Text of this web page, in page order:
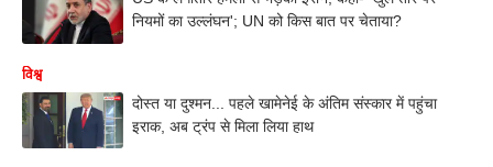
नियमों का उल्लंघन'; UN को किस बात पर चेताया?
विश्व
दोस्त या दुश्मन... पहले खामेनेई के अंतिम संस्कार में पहुंचा
इराक, अब ट्रंप से मिला लिया हाथ